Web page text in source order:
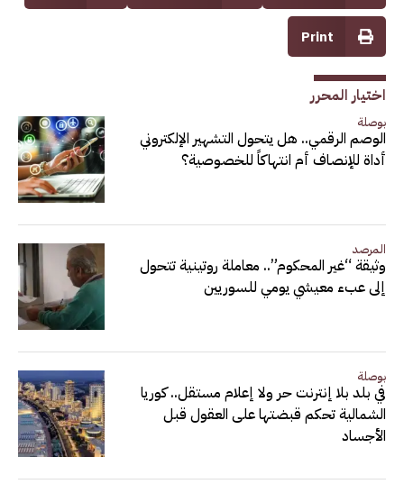
Print
اختيار المحرر
بوصلة
الوصم الرقمي.. هل يتحول التشهير الإلكتروني
أداة للإنصاف أم انتهاكاً للخصوصية؟
المرصد
وثيقة “غير المحكوم”.. معاملة روتينية تتحول
إلى عبء معيشي يومي للسوريين
بوصلة
في بلد بلا إنترنت حر ولا إعلام مستقل.. كوريا
الشمالية تحكم قبضتها على العقول قبل
الأجساد